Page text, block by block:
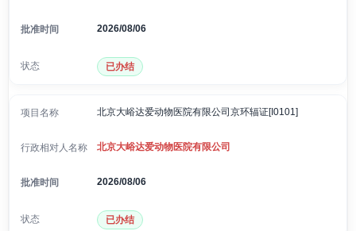
2026/08/06
已办结
北京大峪达爱动物医院有限公司京环辐证[I0101]
北京大峪达爱动物医院有限公司
2026/08/06
已办结